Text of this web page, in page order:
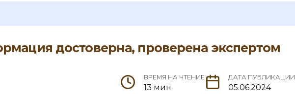
достоверна, проверена экспертом
ВРЕМЯ НА ЧТЕНИЕ
13 мин
ДАТА ПУБЛИКАЦИИ
05.06.2024